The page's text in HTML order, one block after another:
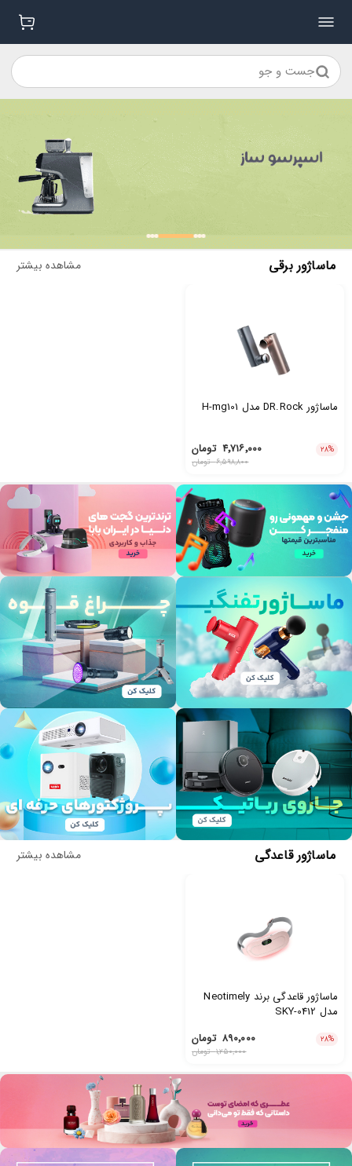
جست و جو
ماساژور برقی مشاهده بیشتر
ماساژور DR.Rock مدل H-mg101
۲۸% ۴٬۷۱۶٬۰۰۰ تومان
۶٬۵۹۸٬۸۰۰تومان
ماساژور قاعدگی مشاهده بیشتر
ماساژور قاعدگی برند Neotimely
مدل SKY-0412
۲۸% ۸۹۰٬۰۰۰ تومان
۱٬۲۵۰٬۰۰۰تومان